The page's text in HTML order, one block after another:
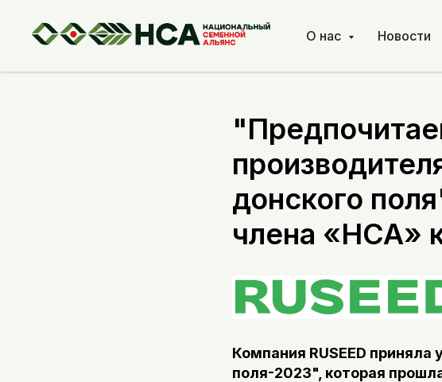
О нас Новости
донского
члена «НСА»
Компания RUSEED
поля-2023", которая